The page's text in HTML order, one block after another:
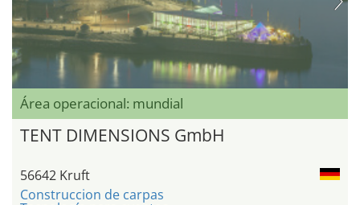
Área operacional: mundial
TENT DIMENSIONS GmbH
56642 Kruft
Construccion de carpas